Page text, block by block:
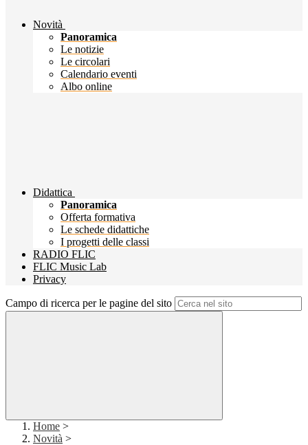
Novità
Panoramica
Le notizie
Le circolari
Calendario eventi
Albo online
Didattica
Panoramica
Offerta formativa
Le schede didattiche
I progetti delle classi
RADIO FLIC
FLIC Music Lab
Privacy
Campo di ricerca per le pagine del sito
Home >
Novità >